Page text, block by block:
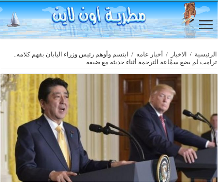
الرئيسية / الاخبار / أخبار عامه / ابتسم وأوهم رئيس وزراء اليابان بفهم كلامه..
ترامب لم يضع سمَّاعة الترجمة أثناء حديثه مع ضيفه